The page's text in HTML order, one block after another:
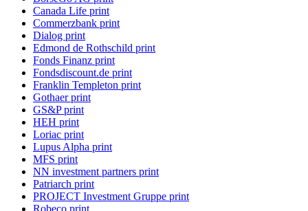
Canada Life print
Commerzbank print
Dialog print
Edmond de Rothschild print
Fonds Finanz print
Fondsdiscount.de print
Franklin Templeton print
Gothaer print
GS&P print
HEH print
Loriac print
Lupus Alpha print
MFS print
NN investment partners print
Patriarch print
PROJECT Investment Gruppe print
Robeco print